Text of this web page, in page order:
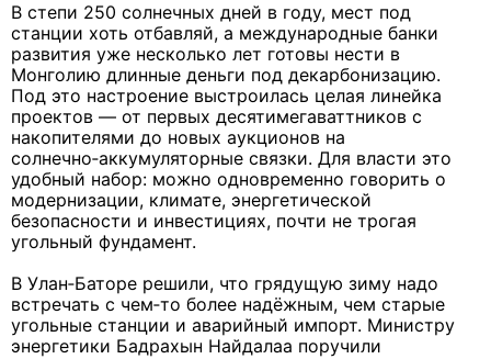
В степи 250 солнечных дней в году, мест под
станции хоть отбавляй, а международные банки
развития уже несколько лет готовы нести в
Монголию длинные деньги под декарбонизацию.
Под это настроение выстроилась целая линейка
проектов — от первых десятимегаваттников с
накопителями до новых аукционов на
солнечно‑аккумуляторные связки. Для власти это
удобный набор: можно одновременно говорить о
модернизации, климате, энергетической
безопасности и инвестициях, почти не трогая
угольный фундамент.
В Улан‑Баторе решили, что грядущую зиму надо
встречать с чем‑то более надёжным, чем старые
угольные станции и аварийный импорт. Министру
энергетики Бадрахын Найдалаа поручили